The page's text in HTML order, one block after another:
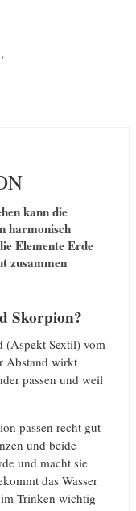
kann die
harmonisch
Elemente Erde
zusammen
Skorpion?
(Aspekt Sextil) vom
Abstand wirkt
passen und weil
passen recht gut
und beide
und macht sie
das Wasser
Trinken wichtig